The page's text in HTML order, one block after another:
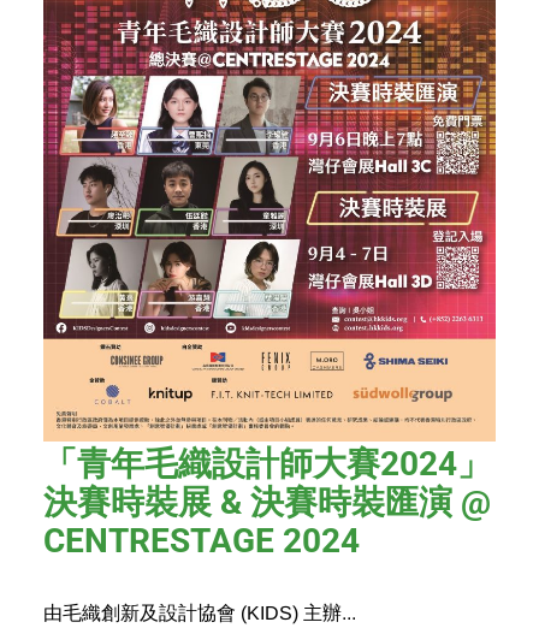
「青年毛織設計師大賽2024」
決賽時裝展 & 決賽時裝匯演 @
CENTRESTAGE 2024
由毛織創新及設計協會 (KIDS) 主辦...